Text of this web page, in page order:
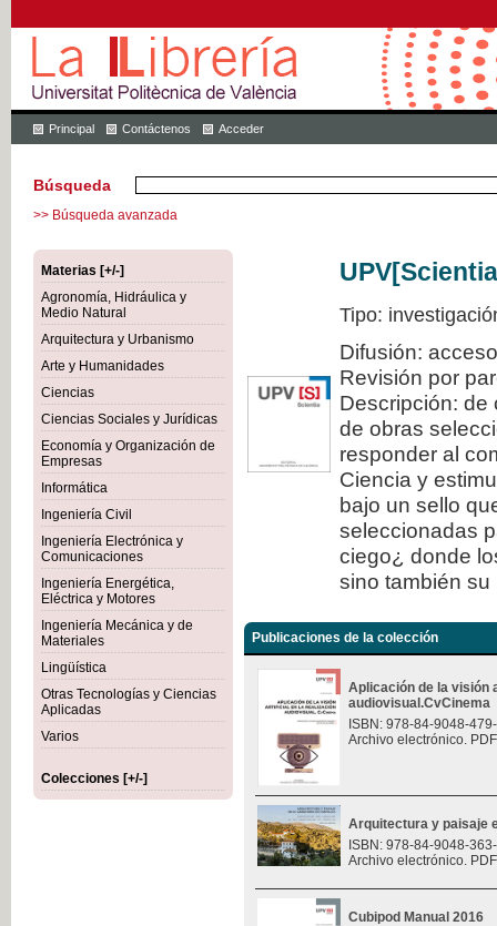
Principal Contáctenos Acceder
Búsqueda
>> Búsqueda avanzada
Materias [+/-]
Agronomía, Hidráulica y
Medio Natural
Arquitectura y Urbanismo
Arte y Humanidades
Ciencias
Ciencias Sociales y Jurídicas
Economía y Organización de
Empresas
Informática
Ingeniería Civil
Ingeniería Electrónica y
Comunicaciones
Ingeniería Energética,
Eléctrica y Motores
Ingeniería Mecánica y de
Materiales
Lingüística
Otras Tecnologías y Ciencias
Aplicadas
Varios
Colecciones [+/-]
Tipo:
Difusión:
Revisión por
Descripción: de
de obras
responder al
Ciencia y
bajo un sello
seleccionadas
ciego¿ donde
sino también
Publicaciones de la colección
Aplicación de la visión
audiovisual.CvCinema
ISBN: 978-84-9048-
Archivo electrónico.
Arquitectura y paisaje
ISBN: 978-84-9048-
Archivo electrónico.
Cubipod Manual 2016